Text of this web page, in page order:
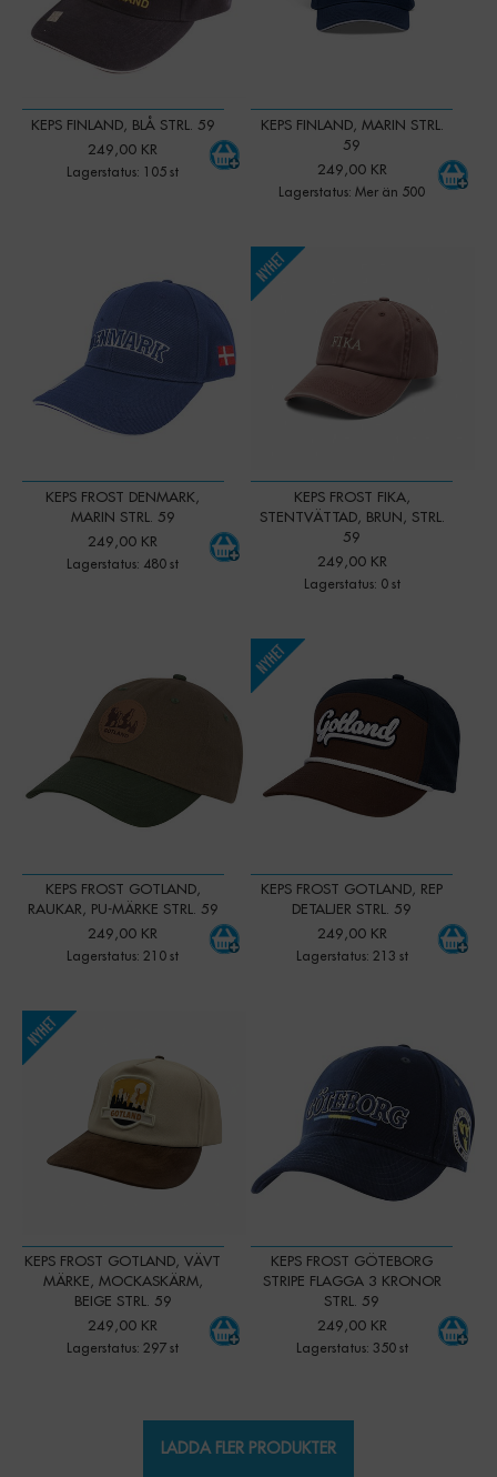
KEPS FINLAND, BLÅ STRL. 59
249,00 KR
Lagerstatus: 105 st
KEPS FINLAND, MARIN STRL.
59
249,00 KR
Lagerstatus: Mer än 500
KEPS FROST DENMARK,
MARIN STRL. 59
249,00 KR
Lagerstatus: 480 st
KEPS FROST FIKA,
STENTVÄTTAD, BRUN, STRL.
59
249,00 KR
Lagerstatus: 0 st
KEPS FROST GOTLAND,
RAUKAR, PU-MÄRKE STRL. 59
249,00 KR
Lagerstatus: 210 st
KEPS FROST GOTLAND, REP
DETALJER STRL. 59
249,00 KR
Lagerstatus: 213 st
Qty:
KEPS FROST GOTLAND, VÄVT
MÄRKE, MOCKASKÄRM,
BEIGE STRL. 59
249,00 KR
Lagerstatus: 297 st
Qty:
KEPS FROST GÖTEBORG
STRIPE FLAGGA 3 KRONOR
STRL. 59
249,00 KR
Lagerstatus: 350 st
LADDA FLER PRODUKTER